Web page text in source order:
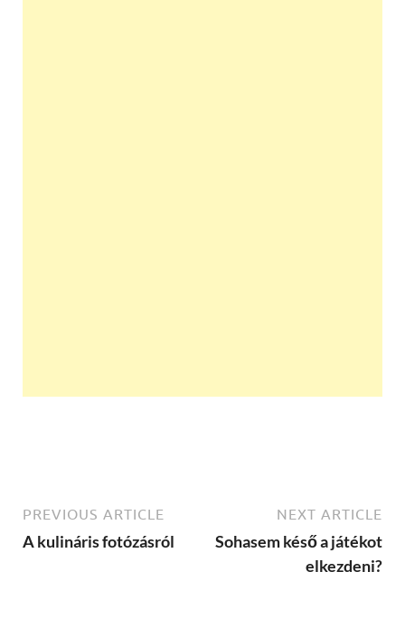
PREVIOUS ARTICLE
A kulináris fotózásról
NEXT ARTICLE
Sohasem késő a játékot
elkezdeni?